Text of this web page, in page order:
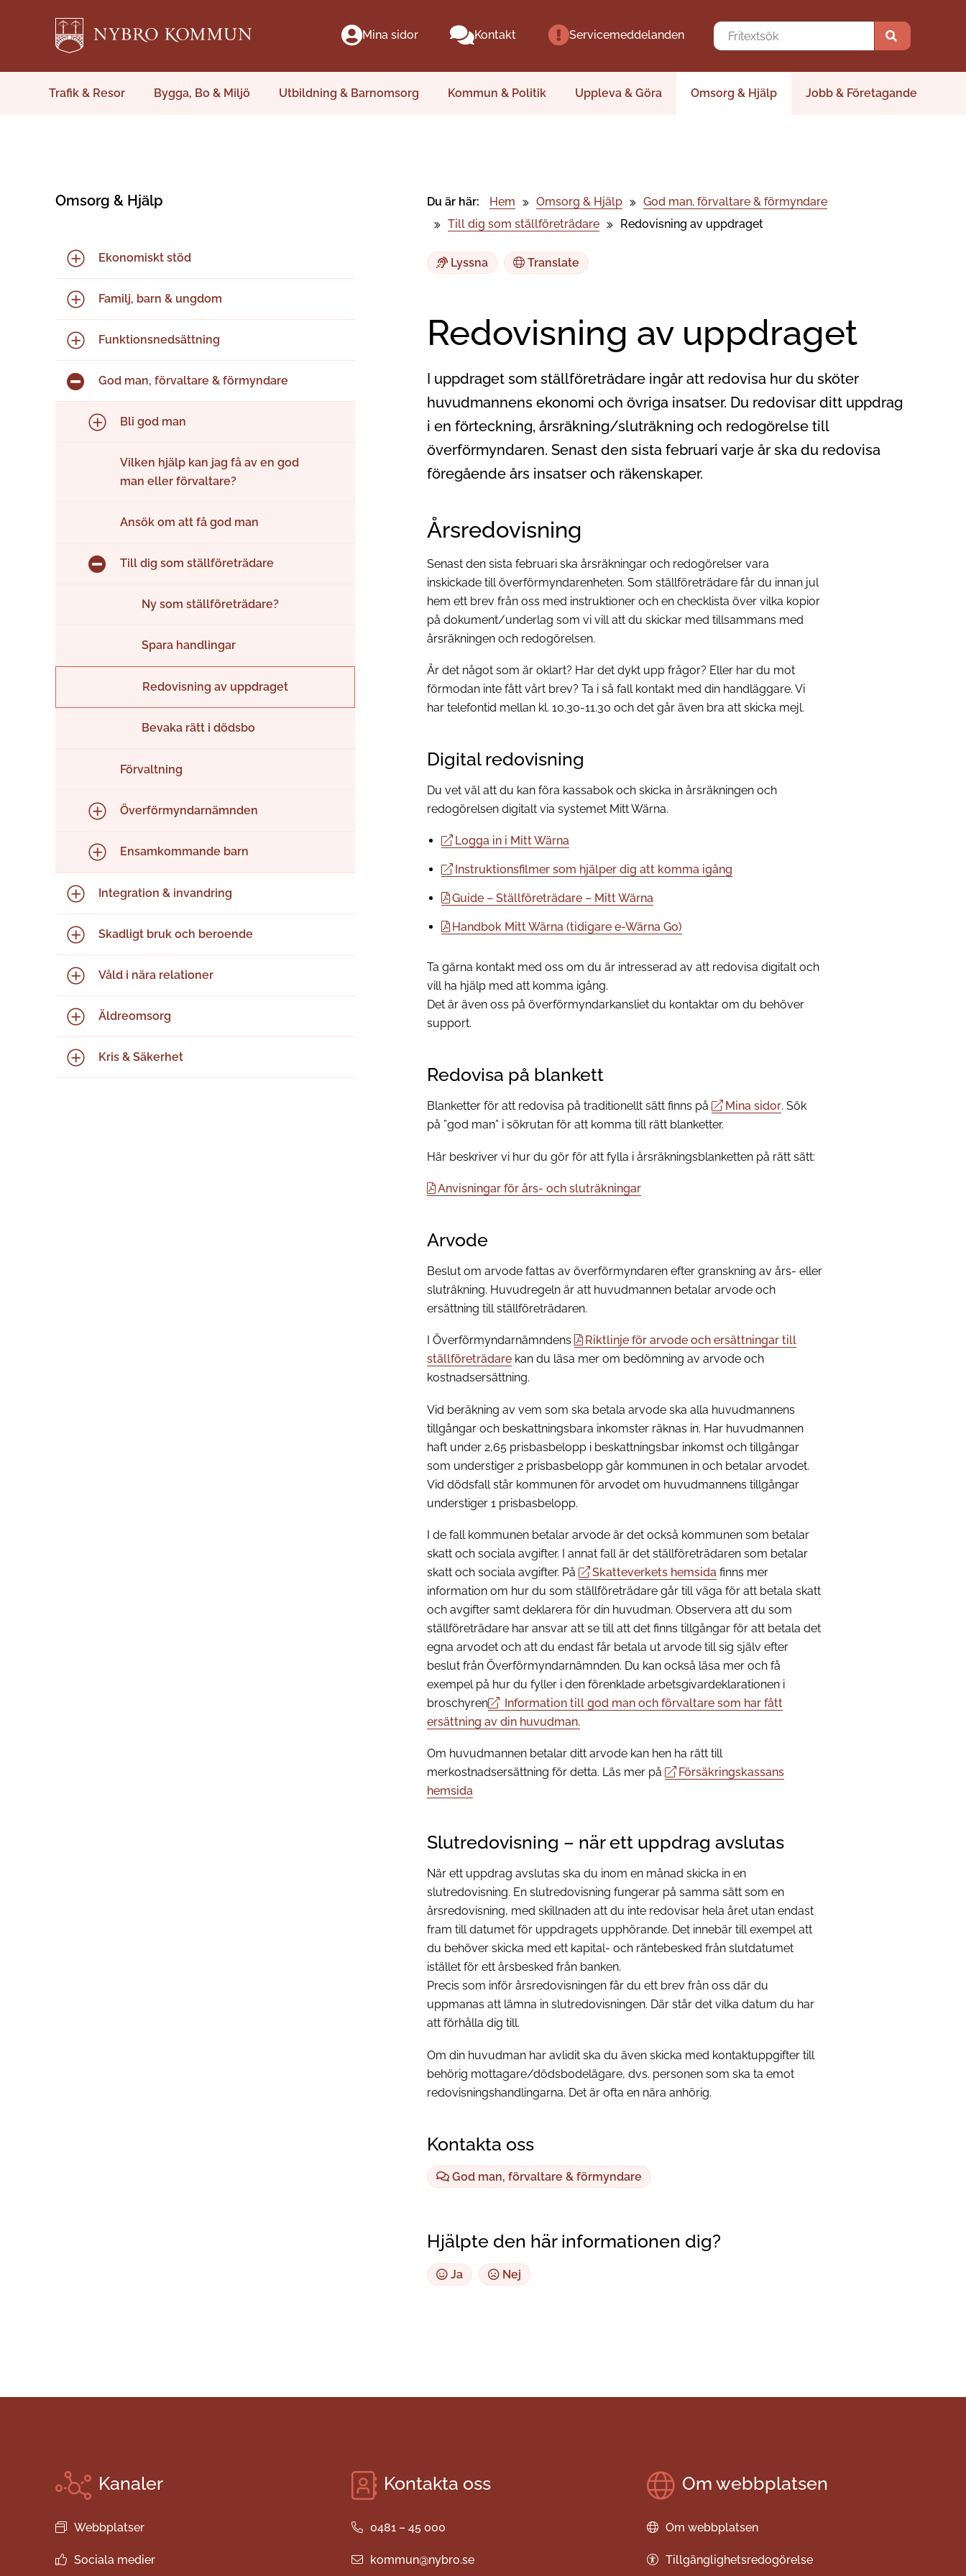
Mina sidor Kontakt Servicemeddelanden
Trafik & Resor Bygga, Bo & Miljö Utbildning & Barnomsorg Kommun & Politik Uppleva & Göra Omsorg & Hjälp Jobb & Företagande
Omsorg & Hjälp
Ekonomiskt stöd
Familj, barn & ungdom
Funktions­nedsättning
God man, förvaltare & förmyndare
Bli god man
Vilken hjälp kan jag få av en god
man eller förvaltare?
Ansök om att få god man
Till dig som ställföreträdare
Ny som ställföreträdare?
Spara handlingar
Redovisning av uppdraget
Bevaka rätt i dödsbo
Förvaltning
Överförmyndarnämnden
Ensamkommande barn
Integration & invandring
Skadligt bruk och beroende
Våld i nära relationer
Äldreomsorg
Kris & Säkerhet
Du är här: Hem Omsorg & Hjälp
God man, förvaltare & förmyndare
Till dig som ställföreträdare
Redovisning av uppdraget
Lyssna Translate
Redovisning av uppdraget
I uppdraget som ställföreträdare ingår att redovisa hur du sköter
huvudmannens ekonomi och övriga insatser. Du redovisar ditt uppdrag
i en förteckning, årsräkning/sluträkning och redogörelse till
överförmyndaren. Senast den sista februari varje år ska du redovisa
föregående års insatser och räkenskaper.
Årsredovisning
Senast den sista februari ska årsräkningar och redogörelser vara
inskickade till överförmyndarenheten. Som ställföreträdare får du innan jul
hem ett brev från oss med instruktioner och en checklista över vilka kopior
på dokument/underlag som vi vill att du skickar med tillsammans med
årsräkningen och redogörelsen.
Är det något som är oklart? Har det dykt upp frågor? Eller har du mot
förmodan inte fått vårt brev? Ta i så fall kontakt med din handläggare. Vi
har telefontid mellan kl. 10.30-11.30 och det går även bra att skicka mejl.
Digital redovisning
Du vet väl att du kan föra kassabok och skicka in årsräkningen och
redogörelsen digitalt via systemet Mitt Wärna.
Logga in i Mitt Wärna
Instruktionsfilmer som hjälper dig att komma igång
Guide – Ställföreträdare – Mitt Wärna
Handbok Mitt Wärna (tidigare e-Wärna Go)
Ta gärna kontakt med oss om du är intresserad av att redovisa digitalt och
vill ha hjälp med att komma igång.
Det är även oss på överförmyndarkansliet du kontaktar om du behöver
support.
Redovisa på blankett
Blanketter för att redovisa på traditionellt sätt finns på Mina sidor. Sök
på ”god man” i sökrutan för att komma till rätt blanketter.
Här beskriver vi hur du gör för att fylla i årsräkningsblanketten på rätt sätt:
Anvisningar för års- och sluträkningar
Arvode
Beslut om arvode fattas av överförmyndaren efter granskning av års- eller
sluträkning. Huvudregeln är att huvudmannen betalar arvode och
ersättning till ställföreträdaren.
I Överförmyndarnämndens
Riktlinje för arvode och ersättningar till
ställföreträdarekan du läsa mer om bedömning av arvode och
kostnadsersättning.
Vid beräkning av vem som ska betala arvode ska alla huvudmannens
tillgångar och beskattningsbara inkomster räknas in. Har huvudmannen
haft under 2,65 prisbasbelopp i beskattningsbar inkomst och tillgångar
som understiger 2 prisbasbelopp går kommunen in och betalar arvodet.
Vid dödsfall står kommunen för arvodet om huvudmannens tillgångar
understiger 1 prisbasbelopp.
I de fall kommunen betalar arvode är det också kommunen som betalar
skatt och sociala avgifter. I annat fall är det ställföreträdaren som betalar
skatt och sociala avgifter. På
Skatteverkets hemsidafinns mer
information om hur du som ställföreträdare går till väga för att betala skatt
och avgifter samt deklarera för din huvudman. Observera att du som
ställföreträdare har ansvar att se till att det finns tillgångar för att betala det
egna arvodet och att du endast får betala ut arvode till sig själv efter
beslut från Överförmyndarnämnden. Du kan också läsa mer och få
exempel på hur du fyller i den förenklade arbetsgivardeklarationen i
broschyren
Information till god man och förvaltare som har fått
ersättning av din huvudman.
Om huvudmannen betalar ditt arvode kan hen ha rätt till
merkostnadsersättning för detta. Läs mer på
Försäkringskassans
hemsida
Slutredovisning – när ett uppdrag avslutas
När ett uppdrag avslutas ska du inom en månad skicka in en
slutredovisning. En slutredovisning fungerar på samma sätt som en
årsredovisning, med skillnaden att du inte redovisar hela året utan endast
fram till datumet för uppdragets upphörande. Det innebär till exempel att
du behöver skicka med ett kapital- och räntebesked från slutdatumet
istället för ett årsbesked från banken.
Precis som inför årsredovisningen får du ett brev från oss där du
uppmanas att lämna in slutredovisningen. Där står det vilka datum du har
att förhålla dig till.
Om din huvudman har avlidit ska du även skicka med kontaktuppgifter till
behörig mottagare/dödsbodelägare, dvs. personen som ska ta emot
redovisningshandlingarna. Det är ofta en nära anhörig.
Kontakta oss
God man, förvaltare & förmyndare
Hjälpte den här informationen dig?
Ja Nej
Kanaler
Webbplatser
Sociala medier
Kontakta oss
0481 – 45 000
kommun@nybro.se
Om webbplatsen
Om webbplatsen
Tillgänglighetsredogörelse